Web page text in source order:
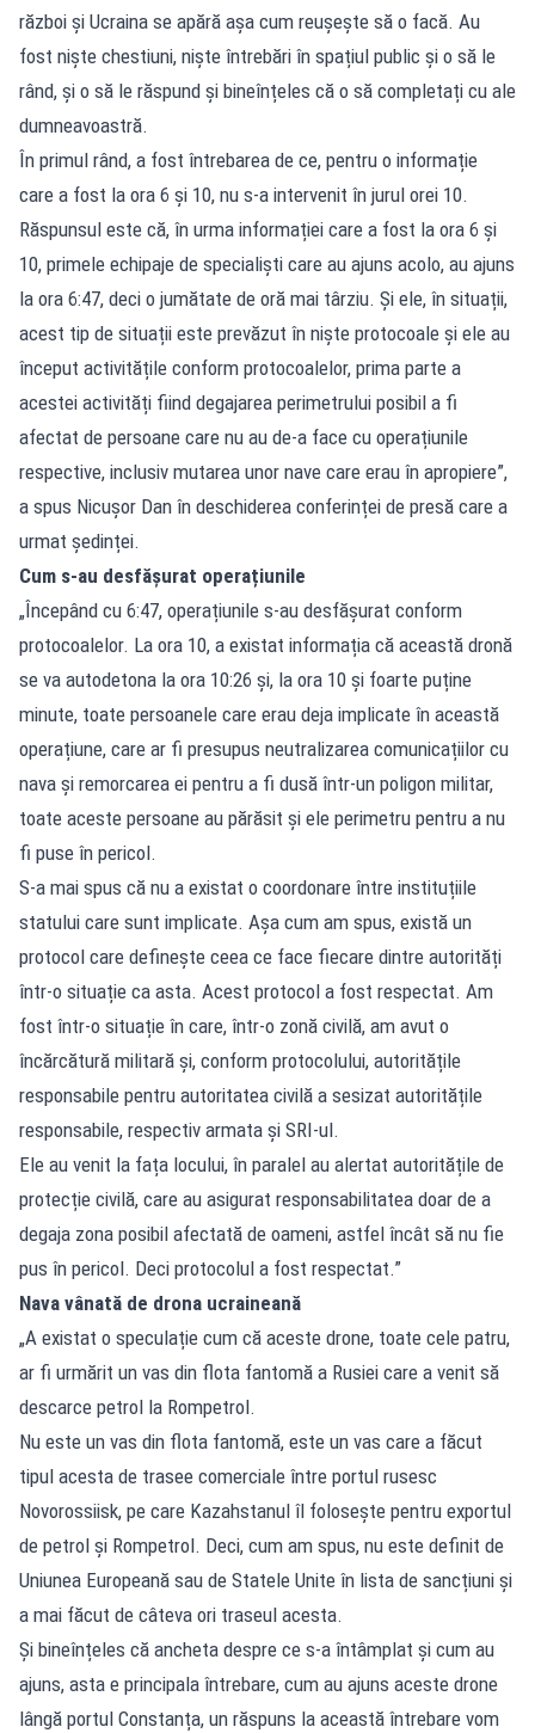
război și Ucraina se apără așa cum reușește să o facă. Au
fost niște chestiuni, niște întrebări în spațiul public și o să le
rând, și o să le răspund și bineînțeles că o să completați cu ale
dumneavoastră.
În primul rând, a fost întrebarea de ce, pentru o informație
care a fost la ora 6 și 10, nu s-a intervenit în jurul orei 10.
Răspunsul este că, în urma informației care a fost la ora 6 și
10, primele echipaje de specialiști care au ajuns acolo, au ajuns
la ora 6:47, deci o jumătate de oră mai târziu. Și ele, în situații,
acest tip de situații este prevăzut în niște protocoale și ele au
început activitățile conform protocoalelor, prima parte a
acestei activități fiind degajarea perimetrului posibil a fi
afectat de persoane care nu au de-a face cu operațiunile
respective, inclusiv mutarea unor nave care erau în apropiere”,
a spus Nicușor Dan în deschiderea conferinței de presă care a
urmat ședinței.
Cum s-au desfășurat operațiunile
„Începând cu 6:47, operațiunile s-au desfășurat conform
protocoalelor. La ora 10, a existat informația că această dronă
se va autodetona la ora 10:26 și, la ora 10 și foarte puține
minute, toate persoanele care erau deja implicate în această
operațiune, care ar fi presupus neutralizarea comunicațiilor cu
nava și remorcarea ei pentru a fi dusă într-un poligon militar,
toate aceste persoane au părăsit și ele perimetru pentru a nu
fi puse în pericol.
S-a mai spus că nu a existat o coordonare între instituțiile
statului care sunt implicate. Așa cum am spus, există un
protocol care definește ceea ce face fiecare dintre autorități
într-o situație ca asta. Acest protocol a fost respectat. Am
fost într-o situație în care, într-o zonă civilă, am avut o
încărcătură militară și, conform protocolului, autoritățile
responsabile pentru autoritatea civilă a sesizat autoritățile
responsabile, respectiv armata și SRI-ul.
Ele au venit la fața locului, în paralel au alertat autoritățile de
protecție civilă, care au asigurat responsabilitatea doar de a
degaja zona posibil afectată de oameni, astfel încât să nu fie
pus în pericol. Deci protocolul a fost respectat.”
Nava vânată de drona ucraineană
„A existat o speculație cum că aceste drone, toate cele patru,
ar fi urmărit un vas din flota fantomă a Rusiei care a venit să
descarce petrol la Rompetrol.
Nu este un vas din flota fantomă, este un vas care a făcut
tipul acesta de trasee comerciale între portul rusesc
Novorossiisk, pe care Kazahstanul îl folosește pentru exportul
de petrol și Rompetrol. Deci, cum am spus, nu este definit de
Uniunea Europeană sau de Statele Unite în lista de sancțiuni și
a mai făcut de câteva ori traseul acesta.
Și bineînțeles că ancheta despre ce s-a întâmplat și cum au
ajuns, asta e principala întrebare, cum au ajuns aceste drone
lângă portul Constanța, un răspuns la această întrebare vom